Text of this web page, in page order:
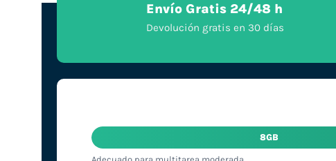
Envío Gratis 24/48 h
Devolución gratis en 30 días
8GB